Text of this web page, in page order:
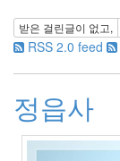
받은 걸린글이 없고,
RSS 2.0 feed
정읍사
년
3
0
2010
년
4
월